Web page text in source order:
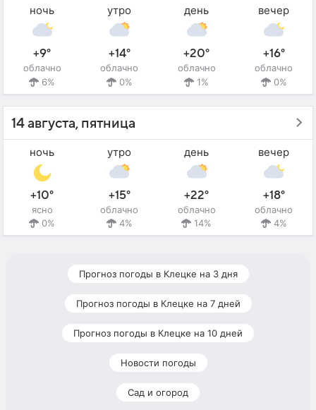
ночь
+9°
облачно
6%
утро
+14°
облачно
0%
день
+20°
облачно
1%
вечер
+16°
облачно
0%
14 августа, пятница
ночь
+10°
ясно
0%
утро
+15°
облачно
4%
день
+22°
облачно
14%
вечер
+18°
облачно
4%
Прогноз погоды в Клецке на 3 дня
Прогноз погоды в Клецке на 7 дней
Прогноз погоды в Клецке на 10 дней
Новости погоды
Сад и огород